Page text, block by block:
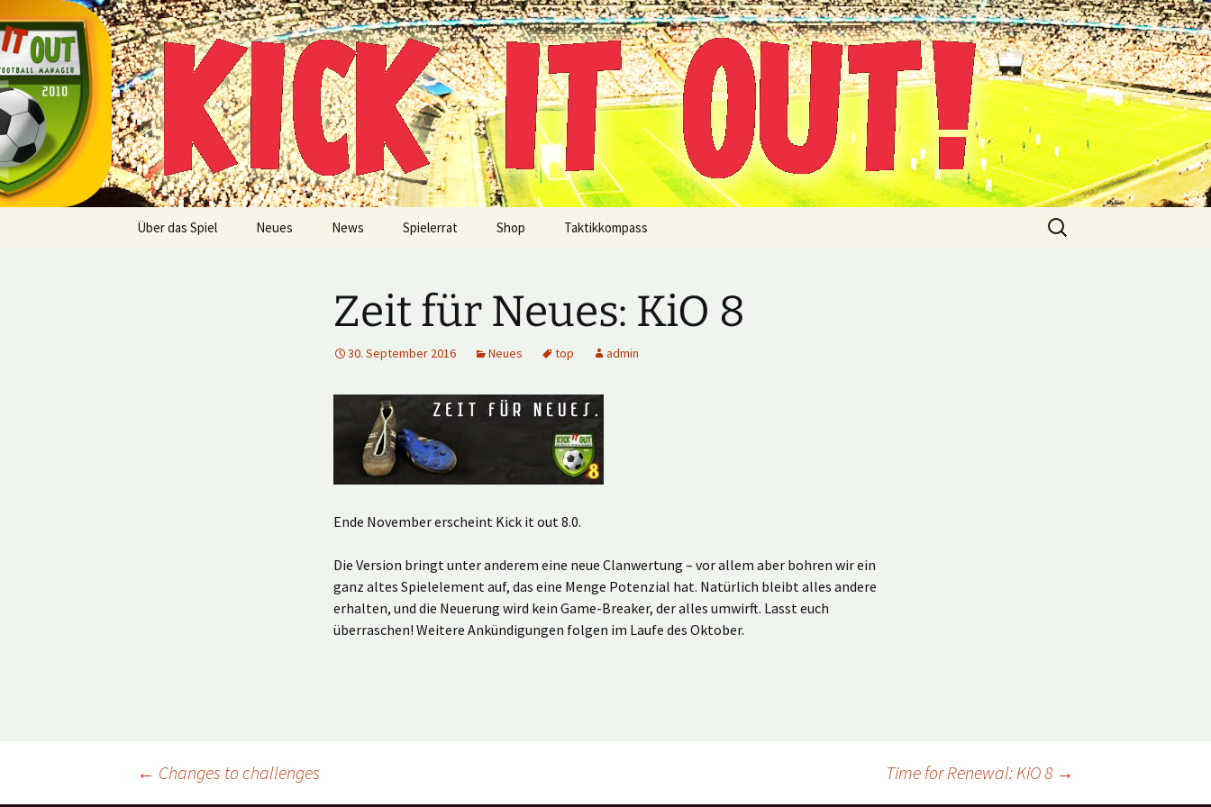
Inhalt
springen
Kick it out!
Multiplayer Football Manager
Über das Spiel Neues News Spielerrat Shop Taktikkompass
Suche
nach:
Zeit für Neues: KiO 8
30. September 2016 Neues top admin
Ende November erscheint Kick it out 8.0.
Die Version bringt unter anderem eine neue Clanwertung – vor allem aber bohren wir ein
ganz altes Spielelement auf, das eine Menge Potenzial hat. Natürlich bleibt alles andere
erhalten, und die Neuerung wird kein Game-Breaker, der alles umwirft. Lasst euch
überraschen! Weitere Ankündigungen folgen im Laufe des Oktober.
Beitragsnavigation
← Changes to challenges Time for Renewal: KiO 8 →